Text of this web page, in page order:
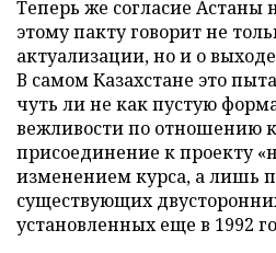
Теперь же согласие Астаны
этому пакту говорит не
актуализации, но и о
В самом Казахстане это
чуть ли не как пустую
вежливости по отношению
присоединение к проекту
изменением курса, а лишь
существующих
установленных еще в 1992